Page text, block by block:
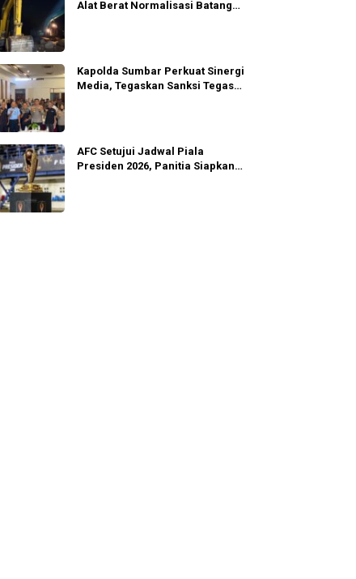
Alat Berat Normalisasi Batang
Kapolda Sumbar Perkuat Sinergi
Media, Tegaskan Sanksi Tegas
AFC Setujui Jadwal Piala
Presiden 2026, Panitia Siapkan